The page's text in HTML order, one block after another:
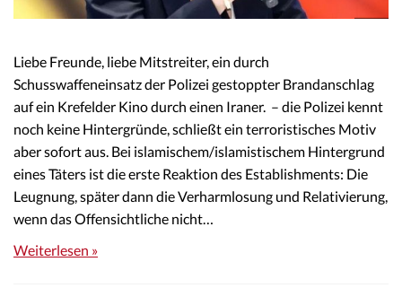
Liebe Freunde, liebe Mitstreiter, ein durch
Schusswaffeneinsatz der Polizei gestoppter Brandanschlag
auf ein Krefelder Kino durch einen Iraner. – die Polizei kennt
noch keine Hintergründe, schließt ein terroristisches Motiv
aber sofort aus. Bei islamischem/islamistischem Hintergrund
eines Täters ist die erste Reaktion des Establishments: Die
Leugnung, später dann die Verharmlosung und Relativierung,
wenn das Offensichtliche nicht…
Weiterlesen »